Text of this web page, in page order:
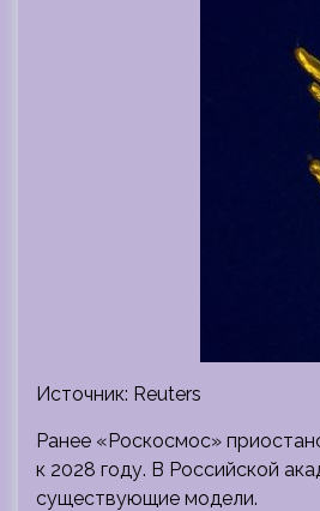
Источник: Reuters
Ранее «Роскосмос»
к 2028 году. В Российской
существующие модели.